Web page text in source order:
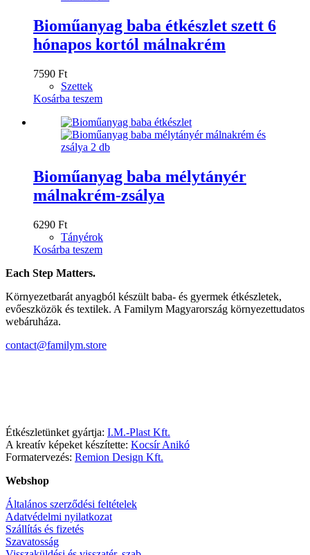
Bioműanyag baba étkészlet szett 6
hónapos kortól málnakrém
7590 Ft
Szettek
Kosárba teszem
Bioműanyag baba mélytányér
málnakrém-zsálya
6290 Ft
Tányérok
Kosárba teszem
Each Step Matters.
Környezetbarát anyagból készült baba- és gyermek étkészletek,
evőeszközök és textilek. A Familym Magyarország környezettudatos
webáruháza.
contact@familym.store
Étkészletünket gyártja: I.M.-Plast Kft.
A kreatív képeket készítette: Kocsír Anikó
Formatervezés: Remion Design Kft.
Webshop
Általános szerződési feltételek
Adatvédelmi nyilatkozat
Szállítás és fizetés
Szavatosság